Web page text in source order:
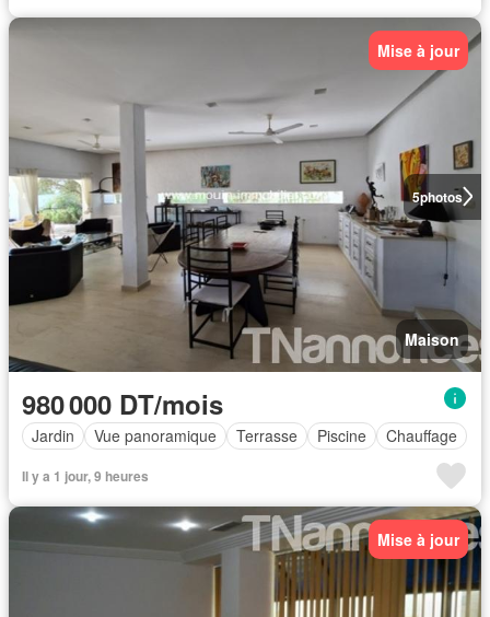
5photos
Mise à jour
Maison
980 000 DT/mois
Jardin Vue panoramique Terrasse Piscine Chauffage
Il y a 1 jour, 9 heures
Mise à jour